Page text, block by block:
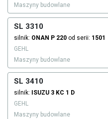
Maszyny budowlane
SL 3310
silnik: ONAN P 220 od serii: 1501
GEHL
Maszyny budowlane
SL 3410
silnik: ISUZU 3 KC 1 D
GEHL
Maszyny budowlane